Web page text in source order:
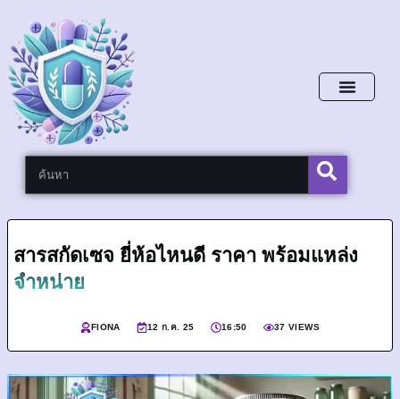
สารสกัดเซจ ยี่ห้อไหนดี ราคา พร้อมแหล่ง
จำหน่าย
FIONA 12 ก.ค. 25 16:50 37 VIEWS